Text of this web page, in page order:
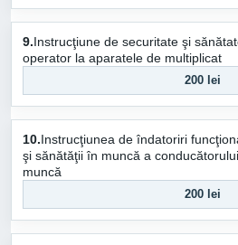
9.Instrucţiune de securitate şi
operator la aparatele de multiplicat
200 lei
10.Instrucţiunea de îndatoriri
şi sănătăţii în muncă a
muncă
200 lei